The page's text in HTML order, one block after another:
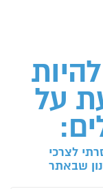
על
לצרכי
שבאתר